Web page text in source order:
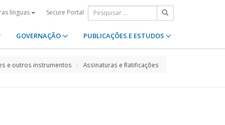
línguas Secure Portal
GOVERNAÇÃO PUBLICAÇÕES E ESTUDOS
e outros instrumentos Assinaturas e Ratificações